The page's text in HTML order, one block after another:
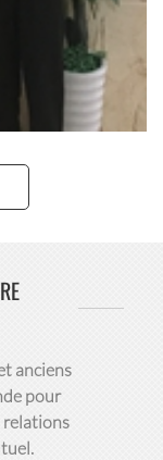
anciens
pour
relations